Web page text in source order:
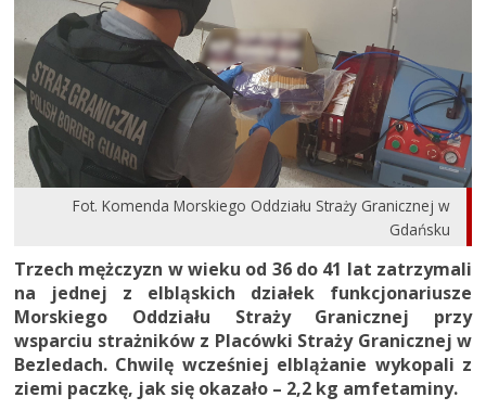
Fot. Komenda Morskiego Oddziału Straży Granicznej w
Gdańsku
Trzech mężczyzn w wieku od 36 do 41 lat zatrzymali
na jednej z elbląskich działek funkcjonariusze
Morskiego Oddziału Straży Granicznej przy
wsparciu strażników z Placówki Straży Granicznej w
Bezledach. Chwilę wcześniej elblążanie wykopali z
ziemi paczkę, jak się okazało – 2,2 kg amfetaminy.